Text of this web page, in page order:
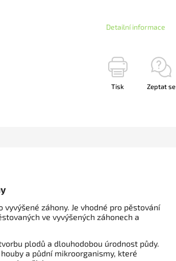
Detailní informace
Tisk Zeptat se
záhony. Je vhodné pro pěstování
ve vyvýšených záhonech a
plodů a dlouhodobou úrodnost půdy.
a půdní mikroorganismy, které